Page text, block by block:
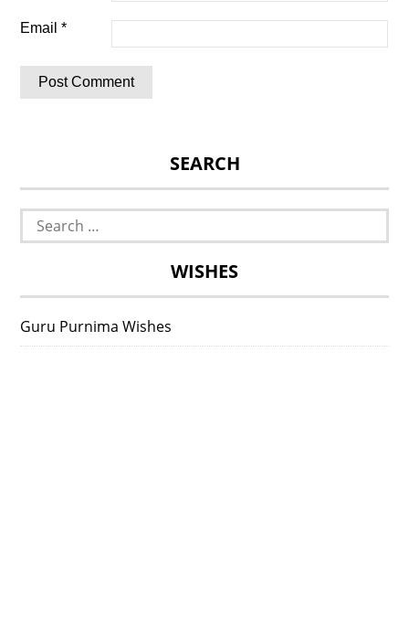
Email*
SEARCH
Search
for:
WISHES
Guru Purnima Wishes